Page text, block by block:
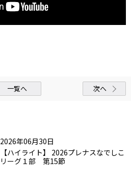
一覧へ 次へ
2026年06月30日
【ハイライト】 2026プレナスなでしこ
リーグ１部 第15節